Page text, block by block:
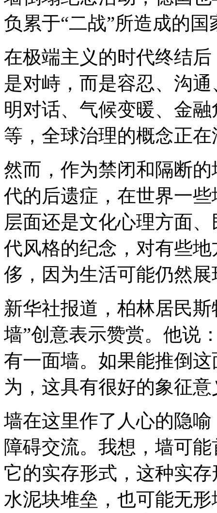
负累于“二战”所造成的
在极端主义的时代终结
是对峙，而是容忍、沟
明对话、气候变暖、金
等，全球治理的概念正在
然而，作为禁闭和隔断
代的后遗症，在世界一
层面还是文化心理方面
代风格的纪念，对有些
侈，因为生活可能仍然
新华社报道，柏林居民
墙”创意表示赞赏。他说
有一面墙。如果能推倒
为，这具有很好的象征意
墙在这里作了人心的隐
障碍交流。我想，墙可
它的实存形式，这种实
水泥块堆垒，也可能无